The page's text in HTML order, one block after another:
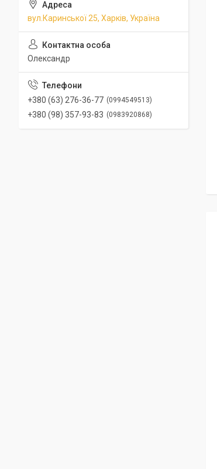
вул.Каринської 25, Харків, Україна
Олександр
+380 (63) 276-36-77 0994549513
+380 (98) 357-93-83 0983920868